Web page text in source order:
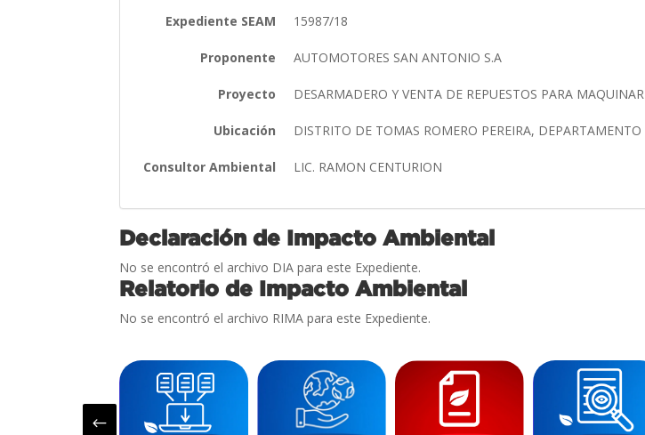
Expediente SEAM 15987/18
Proponente AUTOMOTORES SAN ANTONIO S.A
Proyecto DESARMADERO Y VENTA DE REPUESTOS PARA
Ubicación DISTRITO DE TOMAS ROMERO PEREIRA,
Consultor Ambiental LIC. RAMON CENTURION
Declaración de Impacto Ambiental
No se encontró el archivo DIA para este Expediente.
Relatorio de Impacto Ambiental
No se encontró el archivo RIMA para este Expediente.
#